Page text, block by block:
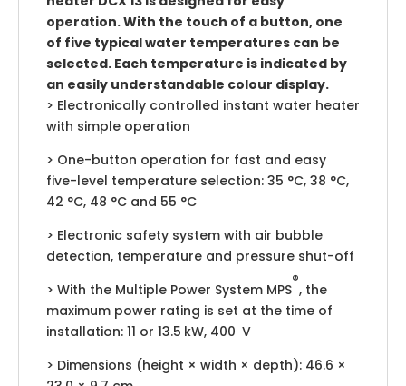
operation. With the touch of a button, one
of five typical water temperatures can be
selected. Each temperature is indicated by
an easily understandable colour display.
> Electronically controlled instant water heater
with simple operation
> One-button operation for fast and easy
five-level temperature selection: 35 °C, 38 °C,
42 °C, 48 °C and 55 °C
> Electronic safety system with air bubble
detection, temperature and pressure shut-off
> With the Multiple Power System MPS
®
, the
maximum power rating is set at the time of
installation: 11 or 13.5 kW, 400 V
> Dimensions (height × width × depth): 46.6 ×